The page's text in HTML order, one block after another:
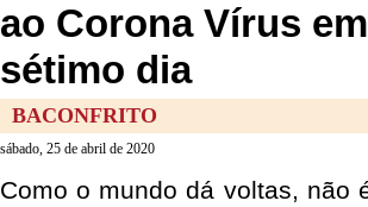
ao Corona Vírus
sétimo dia
BACONFRITO
sábado, 25 de abril de 2020
Como o mundo dá voltas, não